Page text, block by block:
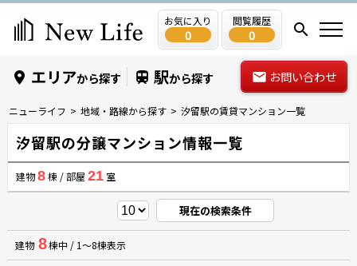
お気に入り
0
閲覧履歴
0
エリアから探す 駅から探す お問い合わせ
ニューライフ 地域・路線から探す 汐留駅の賃貸マンション一覧
汐留駅の分譲マンション情報一覧
建物8棟 / 部屋 21室
現在の検索条件
建物 8棟中 / 1～8棟表示